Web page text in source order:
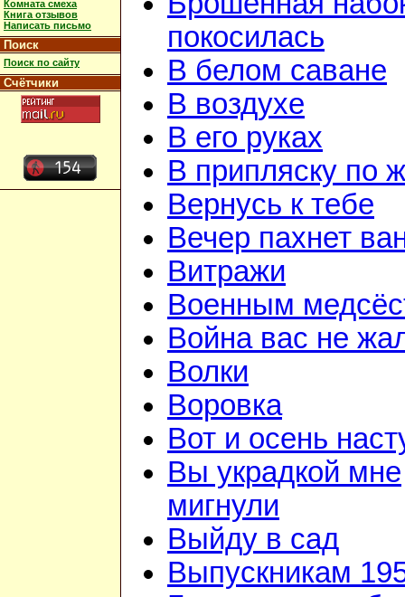
Комната смеха
Книга отзывов
Написать письмо
Поиск
Поиск по сайту
Счётчики
покосилась
В белом саване
В воздухе
В его руках
В припляску по
Вернусь к тебе
Вечер пахнет
Витражи
Военным
Война вас не
Волки
Воровка
Вот и осень
Вы украдкой мне
мигнули
Выйду в сад
Выпускникам